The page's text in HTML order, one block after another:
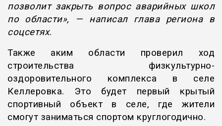
позволит закрыть вопрос аварийных школ
по области», — написал глава региона в
соцсетях.
Также аким области проверил ход
строительства физкультурно-
оздоровительного комплекса в селе
Келлеровка. Это будет первый крытый
спортивный объект в селе, где жители
смогут заниматься спортом круглогодично.